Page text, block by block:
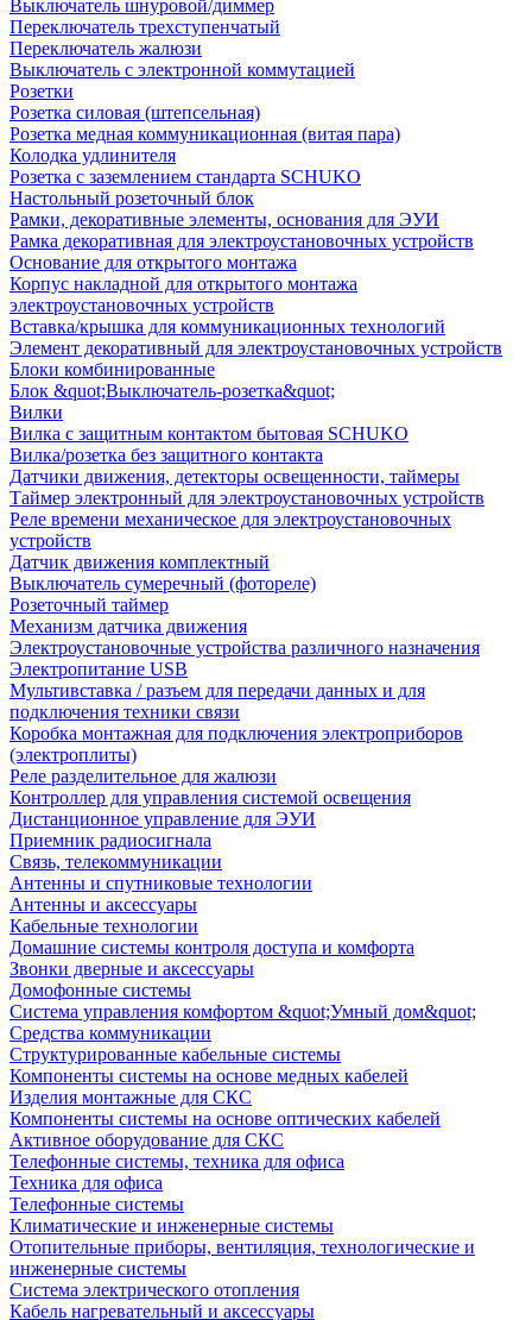
Выключатель шнуровой/диммер
Переключатель трехступенчатый
Переключатель жалюзи
Выключатель с электронной коммутацией
Розетки
Розетка силовая (штепсельная)
Розетка медная коммуникационная (витая пара)
Колодка удлинителя
Розетка с заземлением стандарта SCHUKO
Настольный розеточный блок
Рамки, декоративные элементы, основания для ЭУИ
Рамка декоративная для электроустановочных устройств
Основание для открытого монтажа
Корпус накладной для открытого монтажа
электроустановочных устройств
Вставка/крышка для коммуникационных технологий
Элемент декоративный для электроустановочных устройств
Блоки комбинированные
Блок &quot;Выключатель-розетка&quot;
Вилки
Вилка с защитным контактом бытовая SCHUKO
Вилка/розетка без защитного контакта
Датчики движения, детекторы освещенности, таймеры
Таймер электронный для электроустановочных устройств
Реле времени механическое для электроустановочных
устройств
Датчик движения комплектный
Выключатель сумеречный (фотореле)
Розеточный таймер
Механизм датчика движения
Электроустановочные устройства различного назначения
Электропитание USB
Мультивставка / разъем для передачи данных и для
подключения техники связи
Коробка монтажная для подключения электроприборов
(электроплиты)
Реле разделительное для жалюзи
Контроллер для управления системой освещения
Дистанционное управление для ЭУИ
Приемник радиосигнала
Связь, телекоммуникации
Антенны и спутниковые технологии
Антенны и аксессуары
Кабельные технологии
Домашние системы контроля доступа и комфорта
Звонки дверные и аксессуары
Домофонные системы
Система управления комфортом &quot;Умный дом&quot;
Средства коммуникации
Структурированные кабельные системы
Компоненты системы на основе медных кабелей
Изделия монтажные для СКС
Компоненты системы на основе оптических кабелей
Активное оборудование для СКС
Телефонные системы, техника для офиса
Техника для офиса
Телефонные системы
Климатические и инженерные системы
Отопительные приборы, вентиляция, технологические и
инженерные системы
Система электрического отопления
Кабель нагревательный и аксессуары